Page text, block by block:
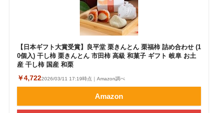
【日本ギフト大賞受賞】良平堂 栗きんとん 栗福柿 詰め合わせ (1
0個入) 干し柿 栗きんとん 市田柿 高級 和菓子 ギフト 岐阜 お土
産 干し柿 国産 和栗
￥4,7222026/03/11 17:19時点｜Amazon調べ
Amazon